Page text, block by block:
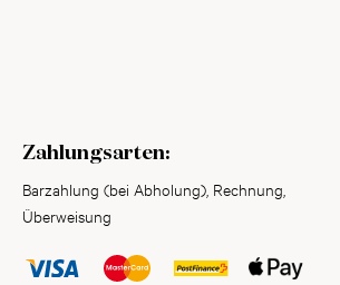
Zahlungsarten:
Barzahlung (bei Abholung), Rechnung,
Überweisung